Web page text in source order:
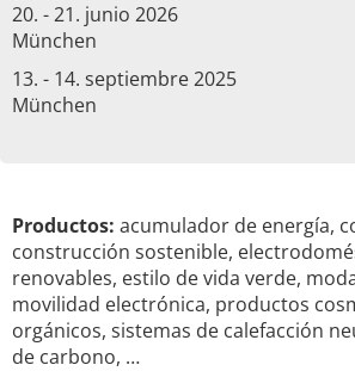
20. - 21. junio 2026
München
13. - 14. septiembre 2025
München
Productos: acumulador de energía,
construcción sostenible,
renovables, estilo de vida verde,
movilidad electrónica, productos
orgánicos, sistemas de calefacción
de carbono, …